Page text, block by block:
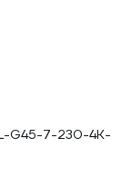
G45-7-230-4K-